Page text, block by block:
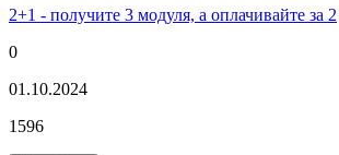
2+1 - получите 3 модуля, а оплачивайте за 2
0
01.10.2024
1596